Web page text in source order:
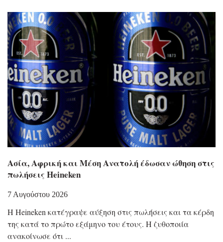
Ασία, Αφρική και Μέση Ανατολή έδωσαν ώθηση στις
πωλήσεις Heineken
7 Αυγούστου 2026
Η Heineken κατέγραψε αύξηση στις πωλήσεις και τα κέρδη
της κατά το πρώτο εξάμηνο του έτους. Η ζυθοποιία
ανακοίνωσε ότι